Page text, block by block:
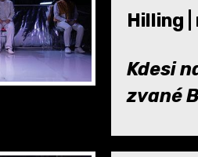
Hilling |
Kdesi
zvané